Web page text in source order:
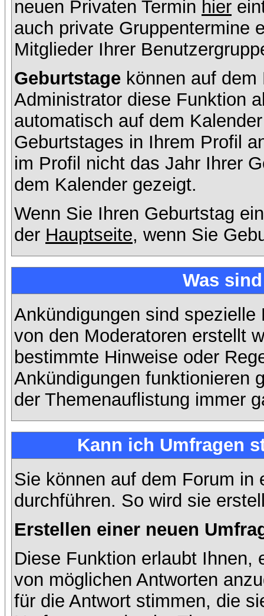
neuen Privaten Termin hier
auch private Gruppentermine
Mitglieder Ihrer
Geburtstage können auf
Administrator diese Funktion
automatisch auf dem
Geburtstages in Ihrem Profil
im Profil nicht das Jahr Ihrer
dem Kalender gezeigt.
Wenn Sie Ihren Geburtstag
der Hauptseite, wenn Sie
Was
Ankündigungen sind
von den Moderatoren erstellt
bestimmte Hinweise oder
Ankündigungen funktionieren
der Themenauflistung immer
Kann ich Umfragen
Sie können auf dem Forum in
durchführen. So wird sie
Erstellen einer neuen
Diese Funktion erlaubt Ihnen,
von möglichen Antworten
für die Antwort stimmen, die